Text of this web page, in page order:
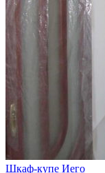
Шкаф-купе Иего